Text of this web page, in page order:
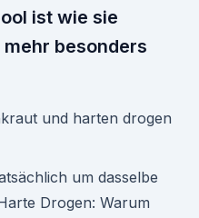
ist wie sie
besonders
um dasselbe
Drogen: Warum